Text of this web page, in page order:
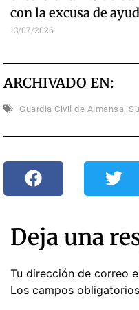
con la excusa de
13/07/2026
ARCHIVADO EN:
Guardia Civil de Almansa
Deja una
Tu dirección de correo
Los campos